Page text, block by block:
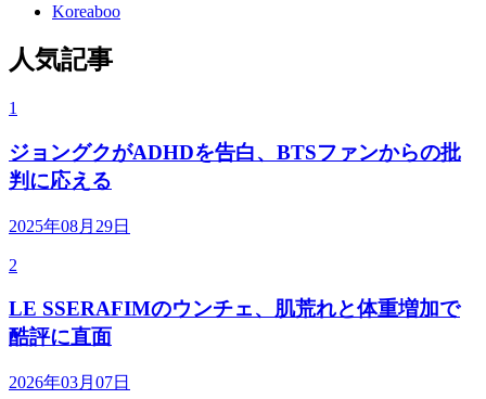
Koreaboo
人気記事
1
ジョングクがADHDを告白、BTSファンからの批
判に応える
2025年08月29日
2
LE SSERAFIMのウンチェ、肌荒れと体重増加で
酷評に直面
2026年03月07日